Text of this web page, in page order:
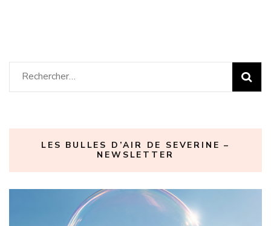
Rechercher :
LES BULLES D’AIR DE SEVERINE –
NEWSLETTER